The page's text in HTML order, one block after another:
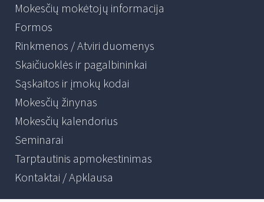
Mokesčių mokėtojų informacija
Formos
Rinkmenos / Atviri duomenys
Skaičiuoklės ir pagalbininkai
Sąskaitos ir įmokų kodai
Mokesčių žinynas
Mokesčių kalendorius
Seminarai
Tarptautinis apmokestinimas
Kontaktai / Apklausa